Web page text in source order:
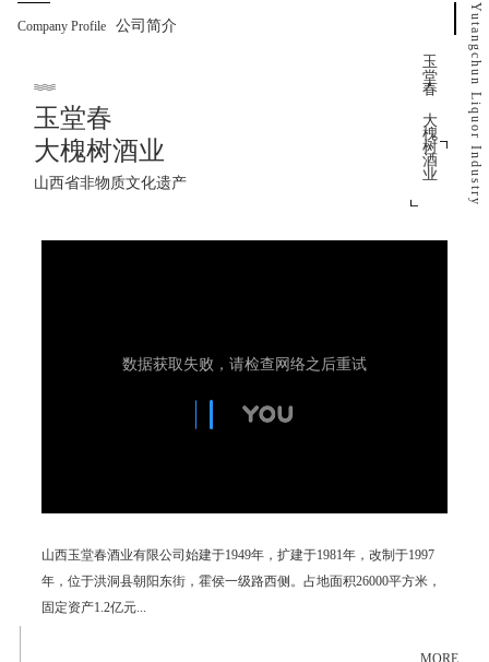
Company Profile 公司简介
玉堂春
大槐树酒业
山西省非物质文化遗产 Yutangchun Liquor Industry
玉堂春•大槐树酒业
MORE
山西玉堂春酒业有限公司始建于1949年，扩建于1981年，改制于1997
年，位于洪洞县朝阳东街，霍侯一级路西侧。占地面积26000平方米，
固定资产1.2亿元...